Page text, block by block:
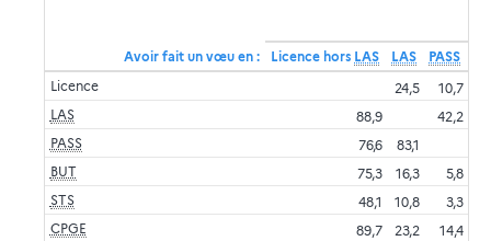
Avoir fait un vœu en : Licence hors LAS LAS PASS
Licence
24,5 10,7
LAS
88,9 42,2
PASS
76,6 83,1
BUT
75,3 16,3
5,8
STS
48,1 10,8 3,3
CPGE
89,7 23,2 14,4